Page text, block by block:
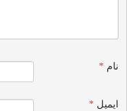
نام*
ایمیل*